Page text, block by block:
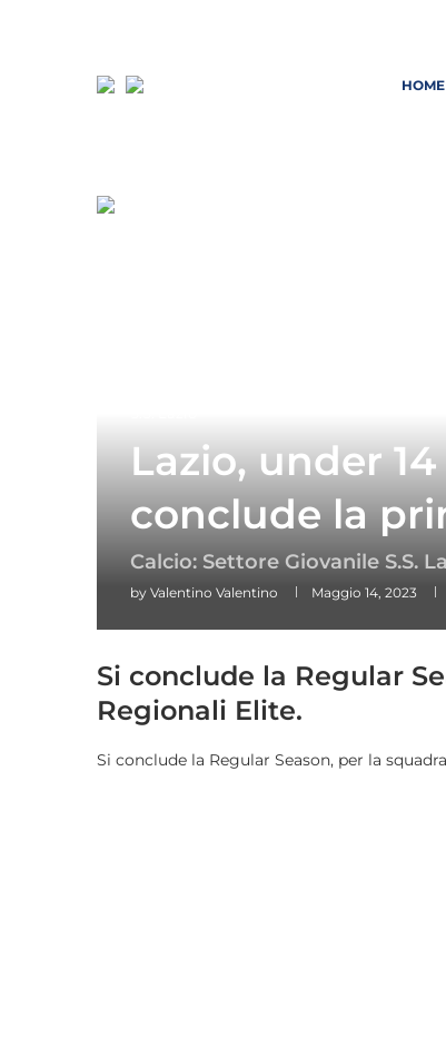
HOME
Lazio, under
conclude la
Calcio: Settore Giovanile S.S.
by Valentino Valentino Maggio 14, 2023
Si conclude la Regular
Regionali Elite.
Si conclude la Regular Season, per la